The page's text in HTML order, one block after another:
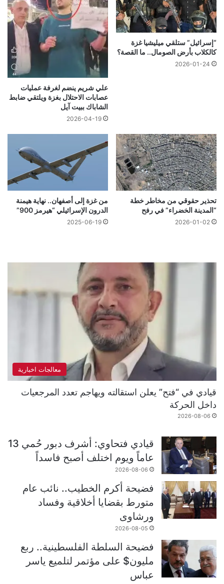
“إسرائيل” ستلقي ميليشيا غزة
كالكلاب بأرض الصومال.. ما القصة؟
2026-01-24
علي شريم ينضم لغرفة عمليات
عصابات الاحتلال بغزة ويلتقي ضابط
الشاباك ببيت آيل
2026-04-19
تحذير حقوقي من مخاطر خطة
“المدينة الخضراء” في رفح
2026-01-02
من غزة إلى أصفهان.. نهاية هيمنة
الدرون الإسرائيلي “هيرمز 900”
2025-06-19
معالجات اخبارية
قيادي في “فتح” يعلن استقالته ويهاجم تعدد المرجعيات
داخل الحركة
2026-08-06
قيادي فتحاوي: أشرف دبور حُمي 13
عاماً ويوم اختلف أصبح فاسداً
2026-08-06
فضيحة أكرم الخطيب.. نائب عام
متورط بقضايا أخلاقية وفساد
ورشاوى
2026-08-05
فضيحة السلطة الفلسطينية.. ربع
مليون$ على مؤتمر لتلميع ياسر
عباس